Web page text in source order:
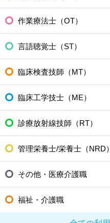
作業療法士（OT）
言語聴覚士（ST）
臨床検査技師（MT）
臨床工学技士（ME）
診療放射線技師（RT）
管理栄養士/栄養士（NRD）
その他・医療介護職
福祉・介護職